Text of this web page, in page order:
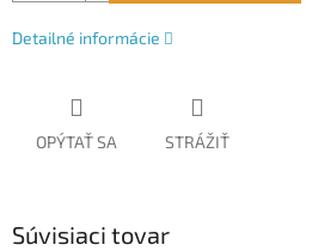
Detailné informácie
OPÝTAŤ SA STRÁŽIŤ
Súvisiaci tovar